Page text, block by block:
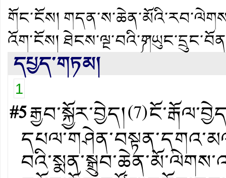
གོང་ངོས།
འོག་ངོས།
དཔྱད་གཏམ།
1
#5རྒྱབ་སྐྱོར་བྱེད།(7)